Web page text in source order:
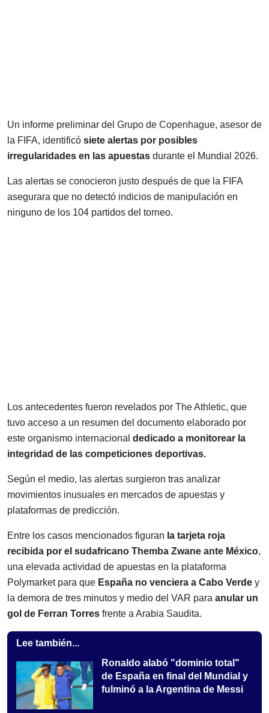
Un informe preliminar del Grupo de Copenhague, asesor de
la FIFA, identificó siete alertas por posibles
irregularidades en las apuestas durante el Mundial 2026.
Las alertas se conocieron justo después de que la FIFA
asegurara que no detectó indicios de manipulación en
ninguno de los 104 partidos del torneo.
Los antecedentes fueron revelados por The Athletic, que
tuvo acceso a un resumen del documento elaborado por
este organismo internacional dedicado a monitorear la
integridad de las competiciones deportivas.
Según el medio, las alertas surgieron tras analizar
movimientos inusuales en mercados de apuestas y
plataformas de predicción.
Entre los casos mencionados figuran la tarjeta roja
recibida por el sudafricano Themba Zwane ante México,
una elevada actividad de apuestas en la plataforma
Polymarket para que España no venciera a Cabo Verde y
la demora de tres minutos y medio del VAR para anular un
gol de Ferran Torres frente a Arabia Saudita.
Lee también...
Ronaldo alabó "dominio total"
de España en final del Mundial y
fulminó a la Argentina de Messi